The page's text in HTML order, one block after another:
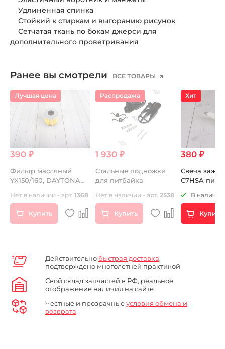
Удлиненная спинка
Стойкий к стиркам и выгоранию рисунок
Сетчатая ткань по бокам джерси для
дополнительного проветривания
Ранее вы смотрели ВСЕ ТОВАРЫ
Лучшая цена
390 ₽
Фильтр масляный
YX150/160, DAYTONA
Нет в наличии - арт. 1368
Купить
Распродажа
1 930 ₽
Стальные подножки
для питбайка
Нет в наличии - арт. 2538
Купить
Хит
380 ₽
Свеча
C7HSA
В наличии
Купить
Действительно быстрая доставка,
подтверждено многолетней практикой
Свой склад запчастей в РФ, реальное
отображение наличия на сайте
Честные и прозрачныеусловия обмена и
возврата